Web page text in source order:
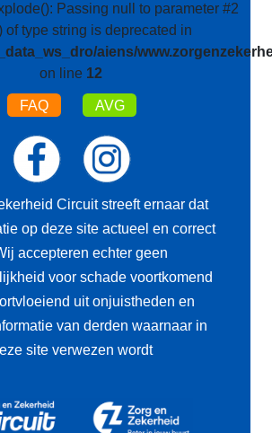
Passing null to parameter #2
of type string is deprecated in
aiens/
on line 12
FAQ AVG
Circuit streeft ernaar dat
op deze site actueel en correct
accepteren echter geen
voor schade voortkomend
uit onjuistheden en
van derden waarnaar in
site verwezen wordt